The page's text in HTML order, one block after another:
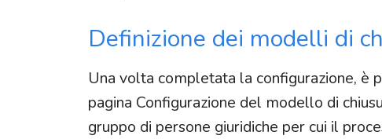
Definizione dei modelli di
Una volta completata la configurazione, è
pagina Configurazione del modello di
gruppo di persone giuridiche per cui il